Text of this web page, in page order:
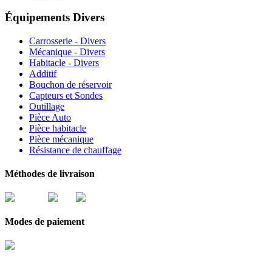
Équipements Divers
Carrosserie - Divers
Mécanique - Divers
Habitacle - Divers
Additif
Bouchon de réservoir
Capteurs et Sondes
Outillage
Pièce Auto
Pièce habitacle
Pièce mécanique
Résistance de chauffage
Méthodes de livraison
Modes de paiement